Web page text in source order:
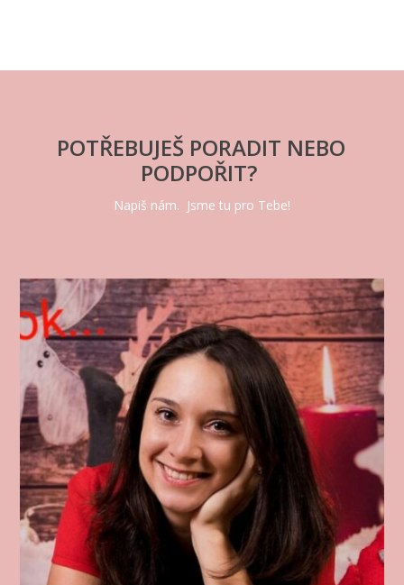
POTŘEBUJEŠ PORADIT NEBO
PODPOŘIT?
Napiš nám. Jsme tu pro Tebe!